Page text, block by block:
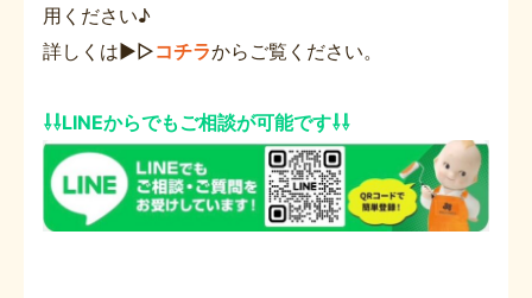
用ください♪
詳しくは▶▷コチラからご覧ください。
⇩⇩LINEからでもご相談が可能です⇩⇩